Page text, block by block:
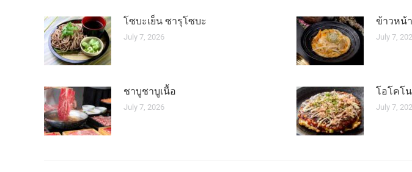
โซบะเย็น ซารุโซบะ
July 7, 2026
ข้าวหน้
July 7,
ชาบูชาบูเนื้อ
July 7, 2026
โอโคโ
July 7,